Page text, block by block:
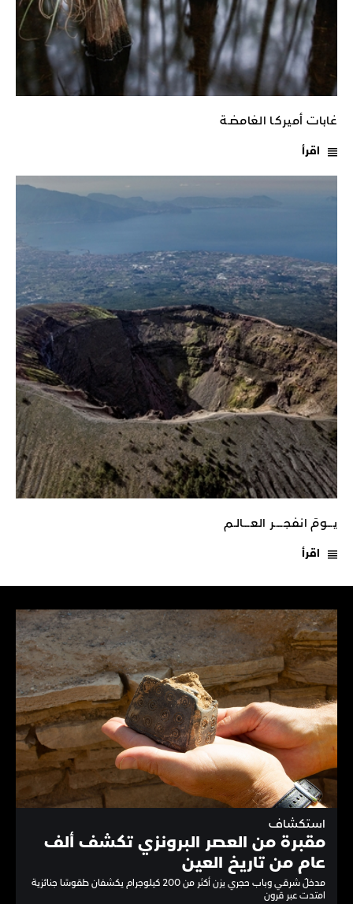
غابات أميركـا الغامضـة
اقرأ
يـــومَ انفجـــــر العــــالـم
اقرأ
استكشاف
مقبرة من العصر البرونزي تكشف ألف
عام من تاريخ العين
مدخلٌ شرقي وباب حجري يزن أكثر من 200 كيلوجرام يكشفان طقوسًا جنائزية
امتدت عبر قرون